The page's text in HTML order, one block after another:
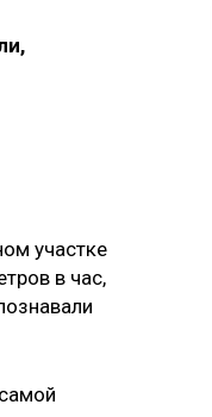
участке
в час,